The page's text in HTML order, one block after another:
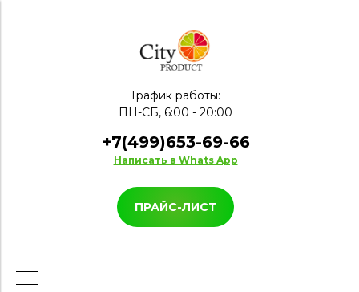
График работы:
ПН-СБ, 6:00 - 20:00
+7(499)653-69-66
Написать в Whats App
ПРАЙС-ЛИСТ